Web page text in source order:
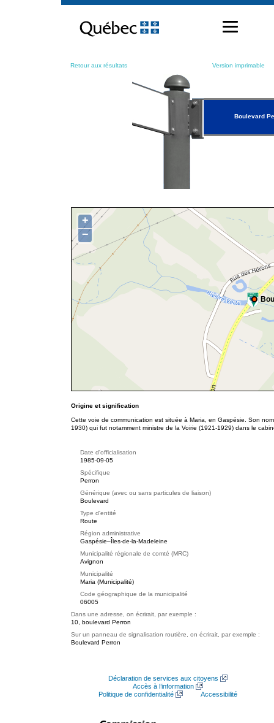
contenu
Retour aux résultats Version imprimable
Boulevard
+
−
Origine et signification
Cette voie de communication est située à Maria, en Gaspésie. Son
1930) qui fut notamment ministre de la Voirie (1921-1929) dans le
Date d'officialisation
1985-09-05
Spécifique
Perron
Générique (avec ou sans particules de liaison)
Boulevard
Type d'entité
Route
Région administrative
Gaspésie–Îles-de-la-Madeleine
Municipalité régionale de comté (MRC)
Avignon
Municipalité
Maria (Municipalité)
Code géographique de la municipalité
06005
Dans une adresse, on écrirait, par exemple :
10, boulevard Perron
Sur un panneau de signalisation routière, on écrirait, par exemple :
Boulevard Perron
Déclaration de services aux citoyens
Accès à l’information
Politique de confidentialité
Accessibilité